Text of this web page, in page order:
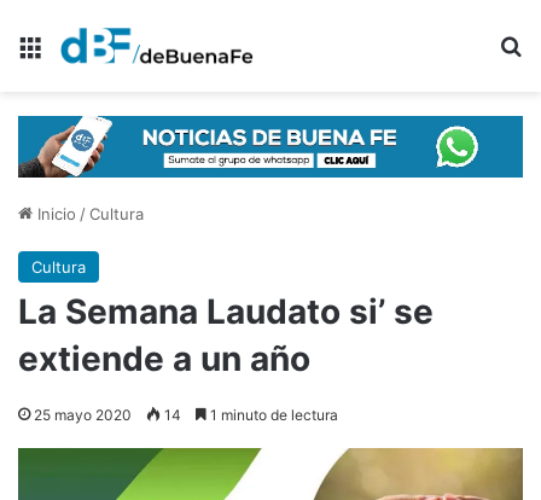
Menú
Inicio /Cultura
Cultura
La Semana Laudato si’ se
extiende a un año
25 mayo 2020 14 1 minuto de lectura